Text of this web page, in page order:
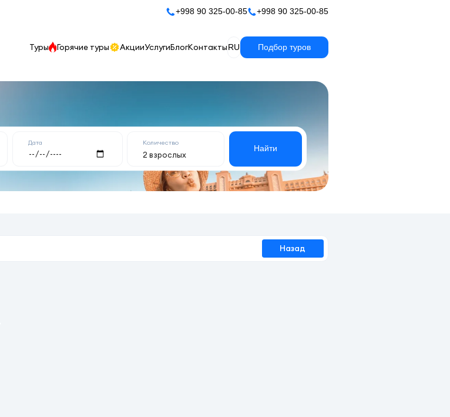
+998 90 325-00-85 +998 90 325-00-85
Туры Горячие туры АкцииУслугиБлогКонтакты RU Подбор туров
Дата Количество
Найти
Назад